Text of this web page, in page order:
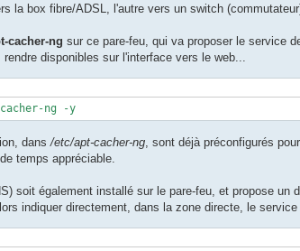
la box fibre/ADSL, l'autre vers un switch
cacher-ng sur ce pare-feu, qui va proposer le service
disponibles sur l'interface vers le web...
ng -y
dans/etc/apt-cacher-ng, sont déjà préconfigurés
temps appréciable.
soit également installé sur le pare-feu, et propose
indiquer directement, dans la zone directe, le